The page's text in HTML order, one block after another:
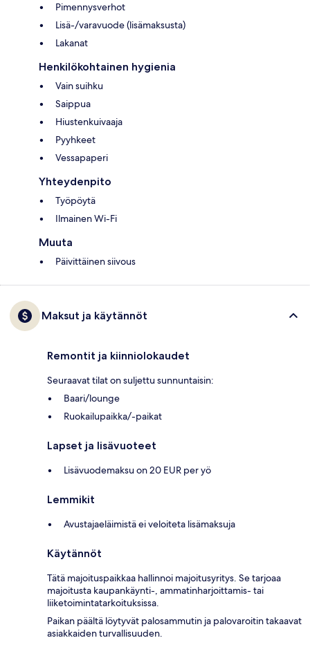
Pimennysverhot
Lisä-/varavuode (lisämaksusta)
Lakanat
Henkilökohtainen hygienia
Vain suihku
Saippua
Hiustenkuivaaja
Pyyhkeet
Vessapaperi
Yhteydenpito
Työpöytä
Ilmainen Wi-Fi
Muuta
Päivittäinen siivous
Maksut ja käytännöt
Remontit ja kiinniolokaudet
Seuraavat tilat on suljettu sunnuntaisin:
Baari/lounge
Ruokailupaikka/-paikat
Lapset ja lisävuoteet
Lisävuodemaksu on 20 EUR per yö
Lemmikit
Avustajaeläimistä ei veloiteta lisämaksuja
Käytännöt
Tätä majoituspaikkaa hallinnoi majoitusyritys. Se tarjoaa
majoitusta kaupankäynti-, ammatinharjoittamis- tai
liiketoimintatarkoituksissa.
Paikan päältä löytyvät palosammutin ja palovaroitin takaavat
asiakkaiden turvallisuuden.